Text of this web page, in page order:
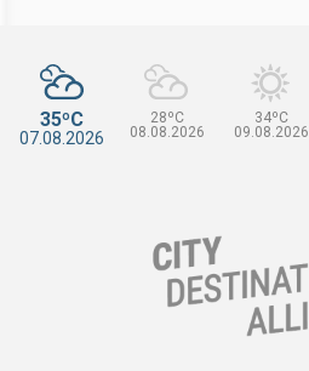
35ºC
07.08.2026
28ºC
08.08.2026
34ºC
09.08.2026